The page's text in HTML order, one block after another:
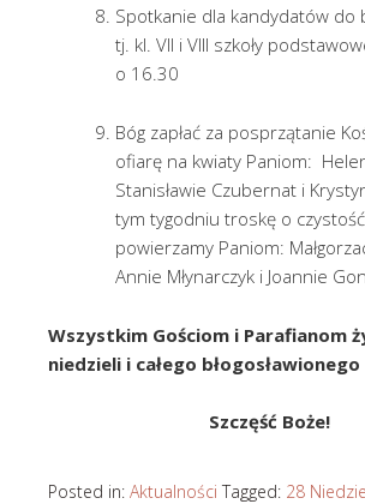
Spotkanie dla kandydatów do
tj. kl. VII i VIII szkoły
o 16.30
Bóg zapłać za posprzątanie
ofiarę na kwiaty Paniom:
Stanisławie Czubernat i
tym tygodniu troskę o czystość
powierzamy Paniom:
Annie Młynarczyk i Joannie
Wszystkim Gościom i Parafianom
niedzieli i całego
Szczęść Boże!
Posted in: Aktualności Tagged: 28